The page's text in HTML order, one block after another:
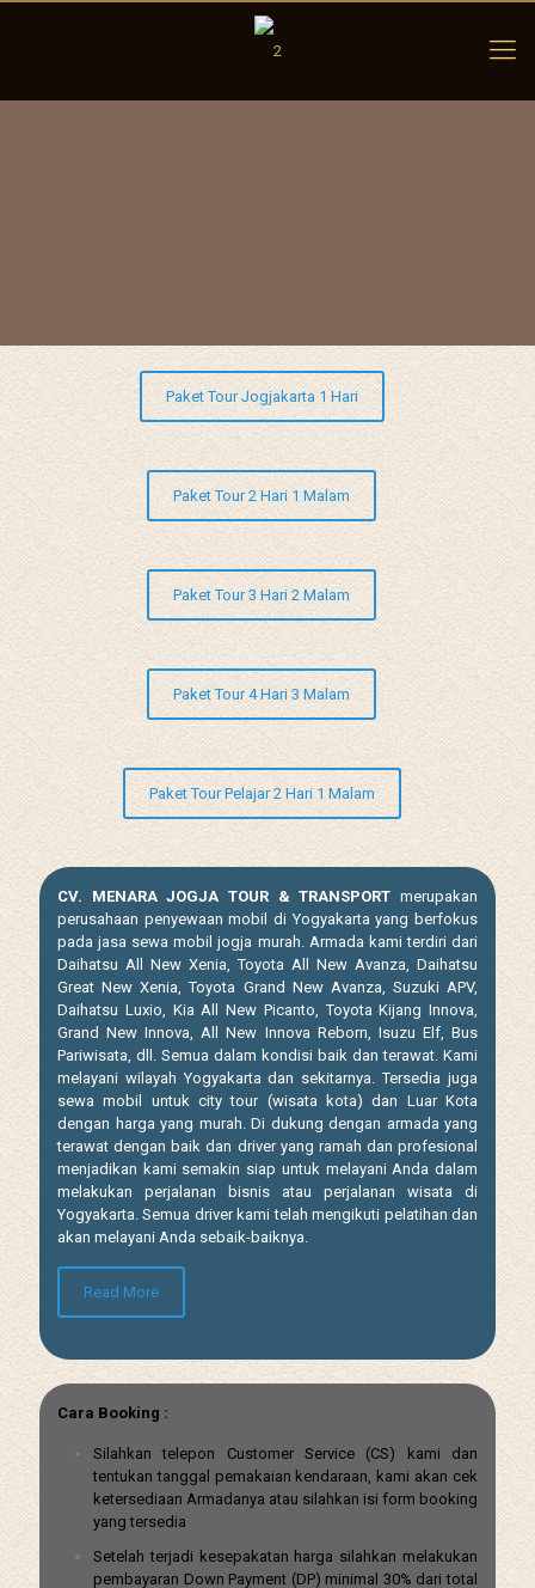
Paket Tour Jogjakarta 1 Hari
Paket Tour 2 Hari 1 Malam
Paket Tour 3 Hari 2 Malam
Paket Tour 4 Hari 3 Malam
Paket Tour Pelajar 2 Hari 1 Malam
CV. MENARA JOGJA TOUR & TRANSPORT merupakan
perusahaan penyewaan mobil di Yogyakarta yang berfokus
pada jasa sewa mobil jogja murah. Armada kami terdiri dari
Daihatsu All New Xenia, Toyota All New Avanza, Daihatsu
Great New Xenia, Toyota Grand New Avanza, Suzuki APV,
Daihatsu Luxio, Kia All New Picanto, Toyota Kijang Innova,
Grand New Innova, All New Innova Reborn, Isuzu Elf, Bus
Pariwisata, dll. Semua dalam kondisi baik dan terawat. Kami
melayani wilayah Yogyakarta dan sekitarnya. Tersedia juga
sewa mobil untuk city tour (wisata kota) dan Luar Kota
dengan harga yang murah. Di dukung dengan armada yang
terawat dengan baik dan driver yang ramah dan profesional
menjadikan kami semakin siap untuk melayani Anda dalam
melakukan perjalanan bisnis atau perjalanan wisata di
Yogyakarta. Semua driver kami telah mengikuti pelatihan dan
akan melayani Anda sebaik-baiknya.
Read More
Cara Booking :
Silahkan telepon Customer Service (CS) kami dan
tentukan tanggal pemakaian kendaraan, kami akan cek
ketersediaan Armadanya atau silahkan isi form booking
yang tersedia
Setelah terjadi kesepakatan harga silahkan melakukan
pembayaran Down Payment (DP) minimal 30% dari total